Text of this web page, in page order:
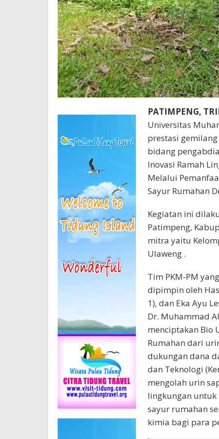
PATIMPENG,
Universitas
prestasi
bidang
Inovasi Ramah
Melalui
Sayur Rumahan
Kegiatan ini
Patimpeng,
mitra yaitu
Ulaweng .
Tim PKM-PM
dipimpin oleh
1), dan Eka Ayu
Dr. Muhammad
menciptakan Bio
Rumahan dari
dukungan dana
dan Teknologi
mengolah urin
lingkungan
sayur rumahan
kimia bagi para